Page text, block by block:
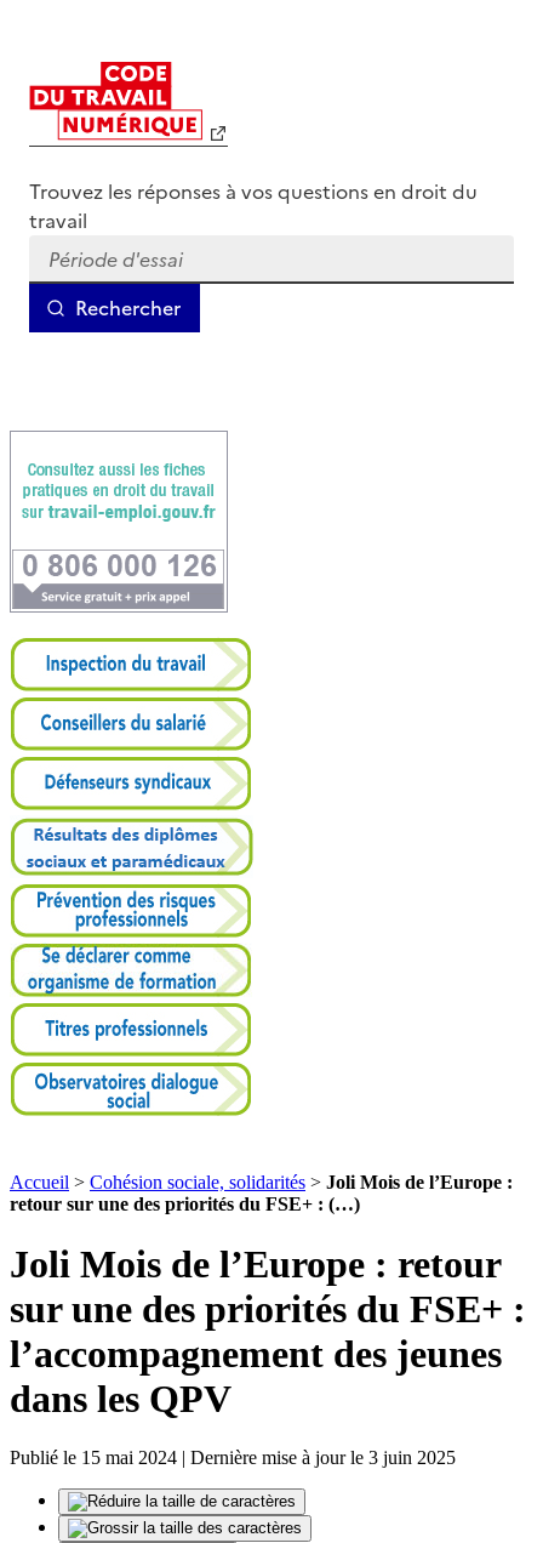
Accueil > Cohésion sociale, solidarités > Joli Mois de l’Europe :
retour sur une des priorités du FSE+ : (…)
Joli Mois de l’Europe : retour
sur une des priorités du FSE+ :
l’accompagnement des jeunes
dans les QPV
Publié le 15 mai 2024 | Dernière mise à jour le 3 juin 2025